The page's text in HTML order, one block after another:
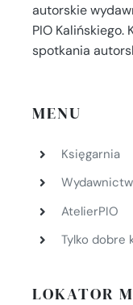
autorskie
PIO Kalińskiego.
spotkania
MENU
Księgarnia
AtelierPIO
Tylko dobre
LOKATOR